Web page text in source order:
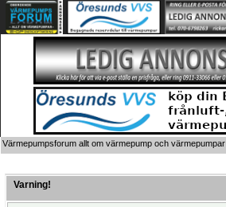
Värmepumpsforum allt om värmepump och värmepumpar
Varning!